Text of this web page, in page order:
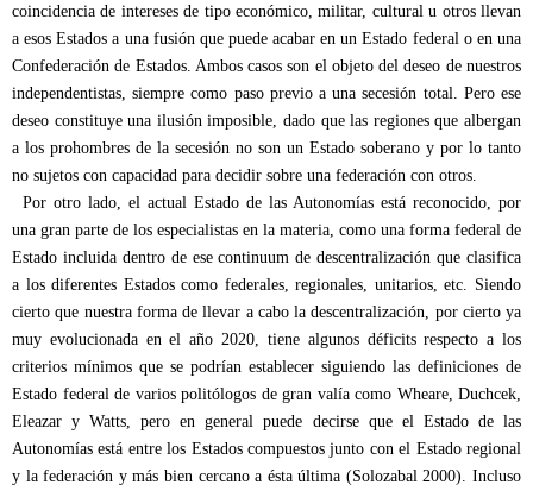
coincidencia de intereses de tipo económico, militar, cultural u otros llevan
a esos Estados a una fusión que puede acabar en un Estado federal o en una
Confederación de Estados. Ambos casos son el objeto del deseo de nuestros
independentistas, siempre como paso previo a una secesión total. Pero ese
deseo constituye una ilusión imposible, dado que las regiones que albergan
a los prohombres de la secesión no son un Estado soberano y por lo tanto
no sujetos con capacidad para decidir sobre una federación con otros.
Por otro lado, el actual Estado de las Autonomías está reconocido, por
una gran parte de los especialistas en la materia, como una forma federal de
Estado incluida dentro de ese continuum de descentralización que clasifica
a los diferentes Estados como federales, regionales, unitarios, etc. Siendo
cierto que nuestra forma de llevar a cabo la descentralización, por cierto ya
muy evolucionada en el año 2020, tiene algunos déficits respecto a los
criterios mínimos que se podrían establecer siguiendo las definiciones de
Estado federal de varios politólogos de gran valía como Wheare, Duchcek,
Eleazar y Watts, pero en general puede decirse que el Estado de las
Autonomías está entre los Estados compuestos junto con el Estado regional
y la federación y más bien cercano a ésta última (Solozabal 2000). Incluso